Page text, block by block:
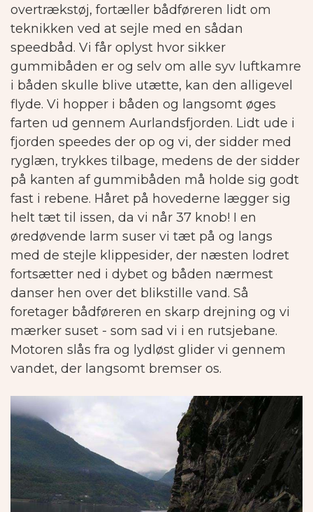
overtrækstøj, fortæller bådføreren lidt om
teknikken ved at sejle med en sådan
speedbåd. Vi får oplyst hvor sikker
gummibåden er og selv om alle syv luftkamre
i båden skulle blive utætte, kan den alligevel
flyde. Vi hopper i båden og langsomt øges
farten ud gennem Aurlandsfjorden. Lidt ude i
fjorden speedes der op og vi, der sidder med
ryglæn, trykkes tilbage, medens de der sidder
på kanten af gummibåden må holde sig godt
fast i rebene. Håret på hovederne lægger sig
helt tæt til issen, da vi når 37 knob! I en
øredøvende larm suser vi tæt på og langs
med de stejle klippesider, der næsten lodret
fortsætter ned i dybet og båden nærmest
danser hen over det blikstille vand. Så
foretager bådføreren en skarp drejning og vi
mærker suset - som sad vi i en rutsjebane.
Motoren slås fra og lydløst glider vi gennem
vandet, der langsomt bremser os.